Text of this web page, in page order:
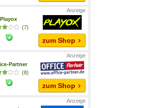
Playox
(7)
zum Shop
Partner
(8)
zum Shop